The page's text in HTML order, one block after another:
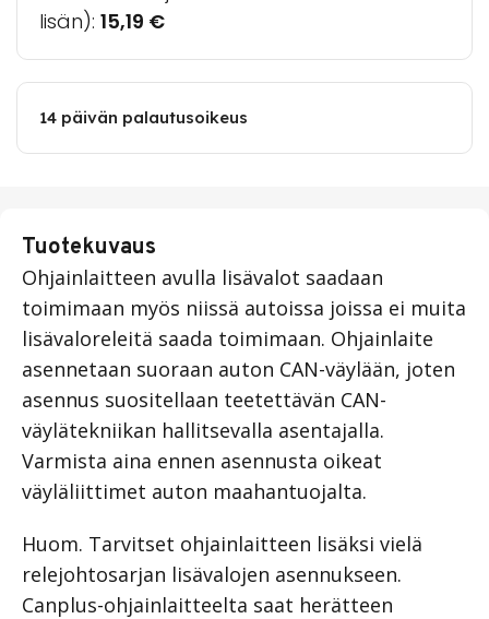
lisän): 15,19 €
14 päivän palautusoikeus
Tuotekuvaus
Ohjainlaitteen avulla lisävalot saadaan
toimimaan myös niissä autoissa joissa ei muita
lisävaloreleitä saada toimimaan. Ohjainlaite
asennetaan suoraan auton CAN-väylään, joten
asennus suositellaan teetettävän CAN-
väylätekniikan hallitsevalla asentajalla.
Varmista aina ennen asennusta oikeat
väyläliittimet auton maahantuojalta.
Huom. Tarvitset ohjainlaitteen lisäksi vielä
relejohtosarjan lisävalojen asennukseen.
Canplus-ohjainlaitteelta saat herätteen